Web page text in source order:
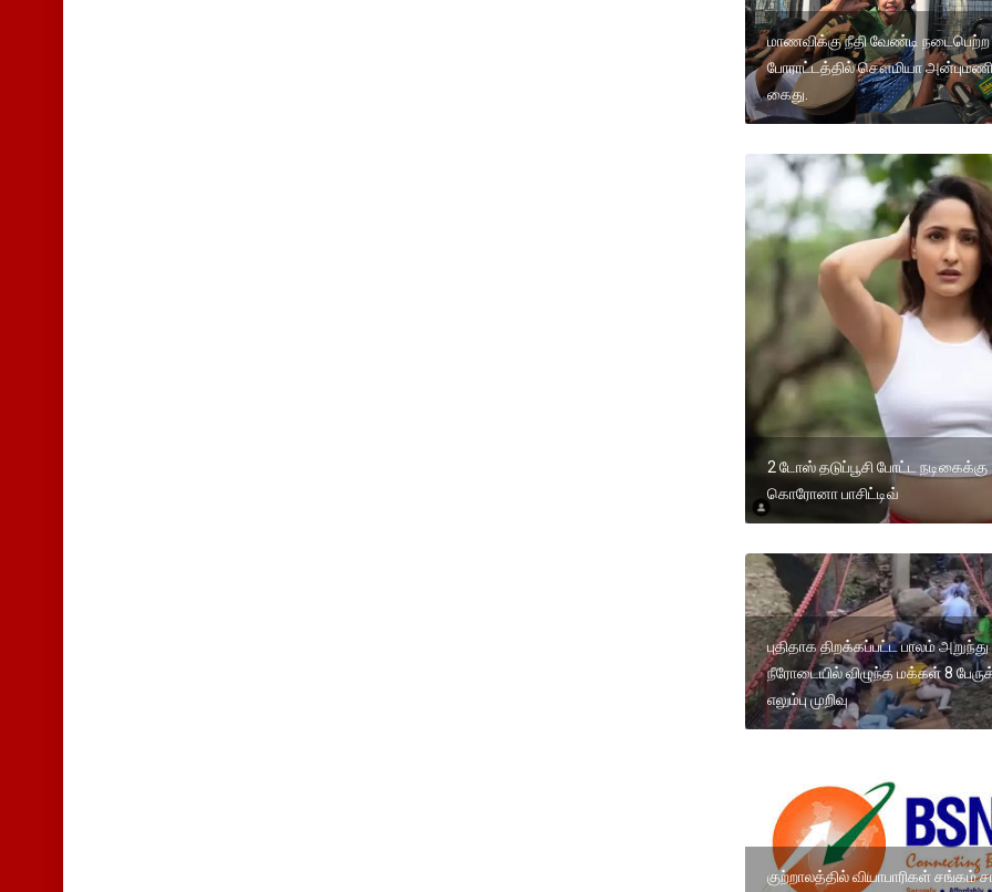
மாணவிக்கு நீதி வேண்டி நடைபெற்ற
போராட்டத்தில் சௌமியா அன்புமணி
கைது.
2 டோஸ் தடுப்பூசி போட்ட நடிகைக்கு
கொரோனா பாசிட்டிவ்
புதிதாக திறக்கப்பட்ட பாலம் அறுந்து
நீரோடையில் விழுந்த மக்கள் 8
எலும்பு முறிவு
குற்றாலத்தில் வியாபாரிகள் சங்கம்